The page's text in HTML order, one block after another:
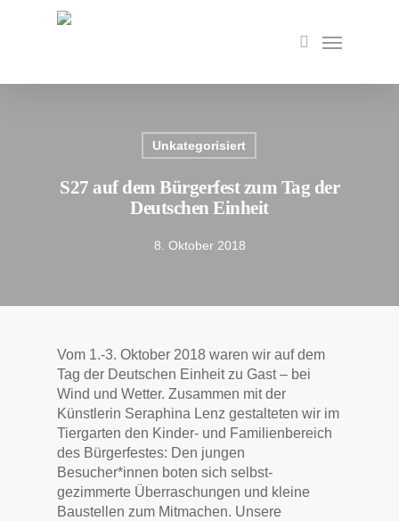
search
Menu
Unkategorisiert
S27 auf dem Bürgerfest zum Tag der
Deutschen Einheit
8. Oktober 2018
Vom 1.-3. Oktober 2018 waren wir auf dem
Tag der Deutschen Einheit zu Gast – bei
Wind und Wetter. Zusammen mit der
Künstlerin Seraphina Lenz gestalteten wir im
Tiergarten den Kinder- und Familienbereich
des Bürgerfestes: Den jungen
Besucher*innen boten sich selbst-
gezimmerte Überraschungen und kleine
Baustellen zum Mitmachen. Unsere